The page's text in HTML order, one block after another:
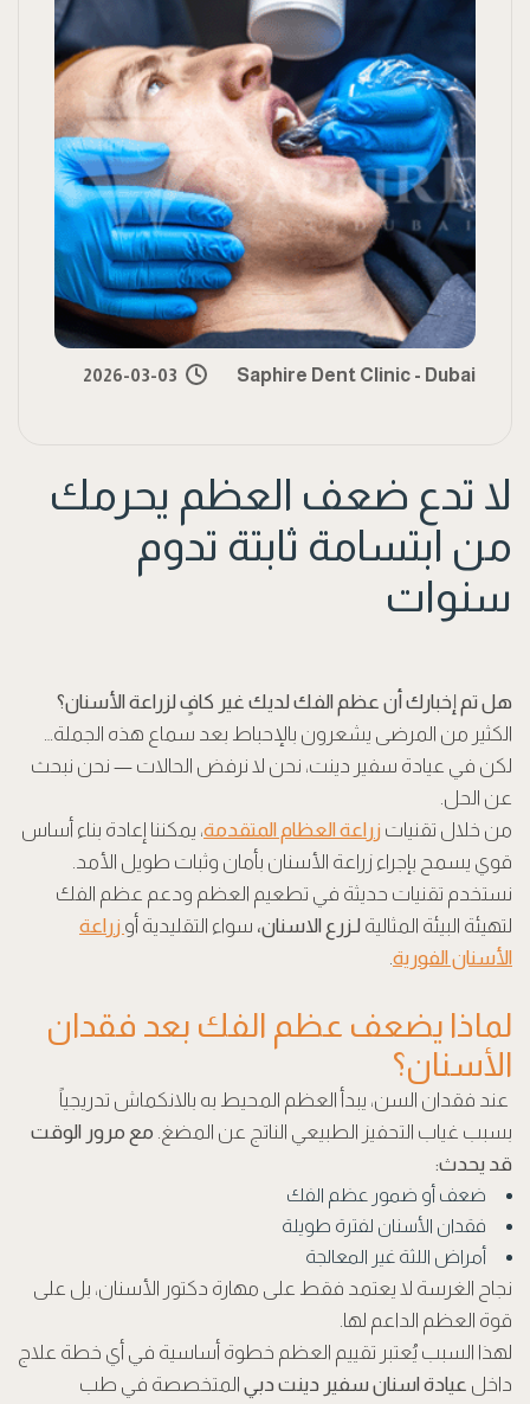
Saphire Dent Clinic - Dubai
2026-03-03
لا تدع ضعف العظم يحرمك
من ابتسامة ثابتة تدوم
سنوات
هل تم إخبارك أن عظم الفك لديك غير كافٍ لزراعة الأسنان؟
الكثير من المرضى يشعرون بالإحباط بعد سماع هذه الجملة…
لكن في عيادة سفير دينت، نحن لا نرفض الحالات — نحن نبحث
عن الحل.
من خلال تقنيات زراعة العظام المتقدمة، يمكننا إعادة بناء أساس
قوي يسمح بإجراء زراعة الأسنان بأمان وثبات طويل الأمد.
نستخدم تقنيات حديثة في تطعيم العظم ودعم عظم الفك
لتهيئة البيئة المثالية لـزرع الاسنان، سواء التقليدية أو زراعة
الأسنان الفورية.
لماذا يضعف عظم الفك بعد فقدان
الأسنان؟
عند فقدان السن، يبدأ العظم المحيط به بالانكماش تدريجياً
بسبب غياب التحفيز الطبيعي الناتج عن المضغ. مع مرور الوقت
قد يحدث:
ضعف أو ضمور عظم الفك
فقدان الأسنان لفترة طويلة
أمراض اللثة غير المعالجة
نجاح الغرسة لا يعتمد فقط على مهارة دكتور الأسنان، بل على
قوة العظم الداعم لها.
لهذا السبب يُعتبر تقييم العظم خطوة أساسية في أي خطة علاج
داخل عيادة اسنان سفير دينت دبي المتخصصة في طب